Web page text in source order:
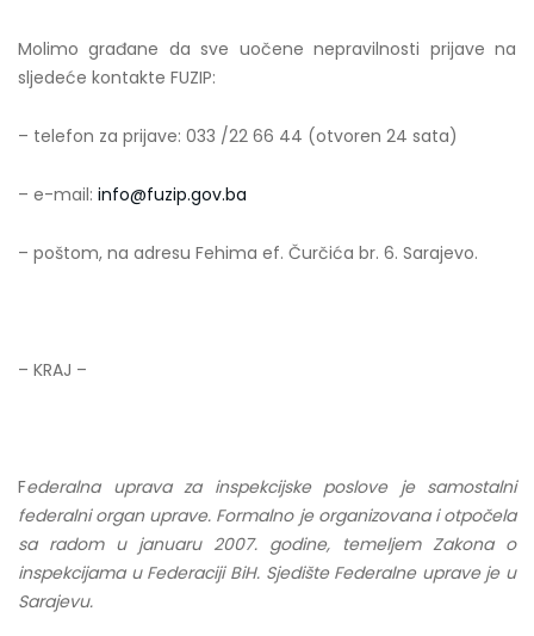
Molimo građane da sve uočene nepravilnosti prijave na
sljedeće kontakte FUZIP:
– telefon za prijave: 033 /22 66 44 (otvoren 24 sata)
– e-mail: info@fuzip.gov.ba
– poštom, na adresu Fehima ef. Čurčića br. 6. Sarajevo.
– KRAJ –
Federalna uprava za inspekcijske poslove je samostalni
federalni organ uprave. Formalno je organizovana i otpočela
sa radom u januaru 2007. godine, temeljem Zakona o
inspekcijama u Federaciji BiH. Sjedište Federalne uprave je u
Sarajevu.